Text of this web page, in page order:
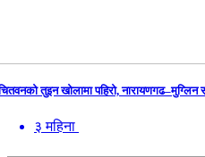
तुइन खोलामा पहिरो,
३ महिना